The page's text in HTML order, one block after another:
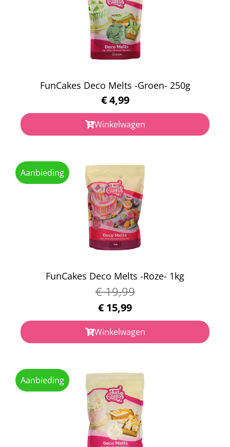
FunCakes Deco Melts -Groen- 250g
€4,99
Winkelwagen
Aanbieding
FunCakes Deco Melts -Roze- 1kg
€19,99
€ 15,99
Winkelwagen
Aanbieding